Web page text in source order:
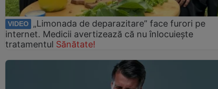
VIDEO
„Limonada de deparazitare” face furori pe
internet. Medicii avertizează că nu înlocuiește
tratamentul Sănătate!